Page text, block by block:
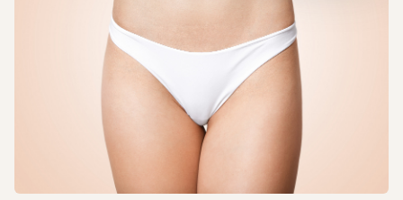
WhatsApp
Электронная почта